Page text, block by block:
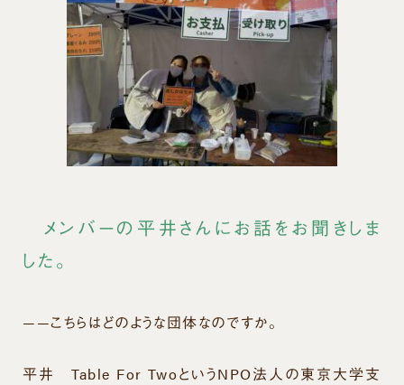
メンバーの平井さんにお話をお聞きしま
した。
——こちらはどのような団体なのですか。
平井
Table For TwoというNPO法人の東京大学支